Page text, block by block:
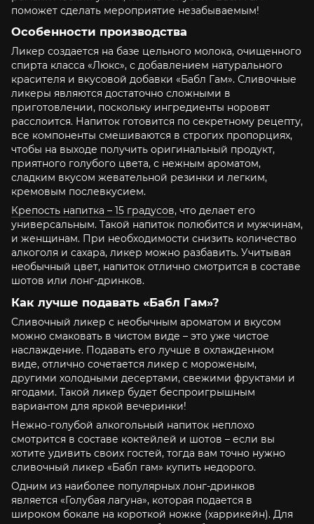
поможет сделать мероприятие незабываемым!
Особенности производства
Ликер создается на базе цельного молока, очищенного
спирта класса «Люкс», с добавлением натурального
красителя и вкусовой добавки «Бабл Гам». Сливочные
ликеры являются достаточно сложными в
приготовлении, поскольку ингредиенты норовят
расслоится. Напиток готовится по секретному рецепту,
все компоненты смешиваются в строгих пропорциях,
чтобы на выходе получить оригинальный продукт,
приятного голубого цвета, с нежным ароматом,
сладким вкусом жевательной резинки и легким,
кремовым послевкусием.
Крепость напитка – 15 градусов, что делает его
универсальным. Такой напиток полюбится и мужчинам,
и женщинам. При необходимости снизить количество
алкоголя и сахара, ликер можно разбавить. Учитывая
необычный цвет, напиток отлично смотрится в составе
шотов или лонг-дринков.
Как лучше подавать «Бабл Гам»?
Сливочный ликер с необычным ароматом и вкусом
можно смаковать в чистом виде – это уже чистое
наслаждение. Подавать его лучше в охлажденном
виде, отлично сочетается ликер с мороженым,
другими холодными десертами, свежими фруктами и
ягодами. Такой ликер будет беспроигрышным
вариантом для яркой вечеринки!
Нежно-голубой алкогольный напиток неплохо
смотрится в составе коктейлей и шотов – если вы
хотите удивить своих гостей, тогда вам точно нужно
сливочный ликер «Бабл гам» купить недорого.
Одним из наиболее популярных лонг-дринков
является «Голубая лагуна», которая подается в
широком бокале на короткой ножке (харрикейн). Для